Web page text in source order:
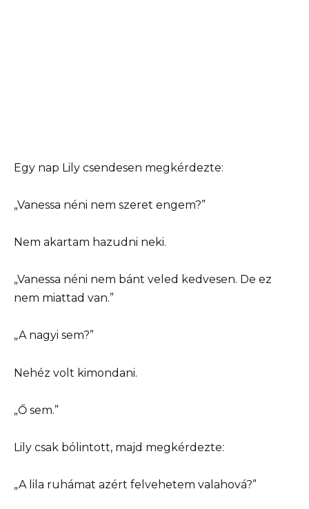
Egy nap Lily csendesen megkérdezte:
„Vanessa néni nem szeret engem?”
Nem akartam hazudni neki.
„Vanessa néni nem bánt veled kedvesen. De ez
nem miattad van.”
„A nagyi sem?”
Nehéz volt kimondani.
„Ő sem.”
Lily csak bólintott, majd megkérdezte:
„A lila ruhámat azért felvehetem valahová?”